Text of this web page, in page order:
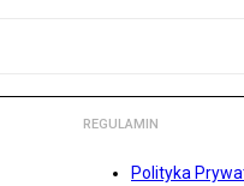
REGULAMIN
Polityka